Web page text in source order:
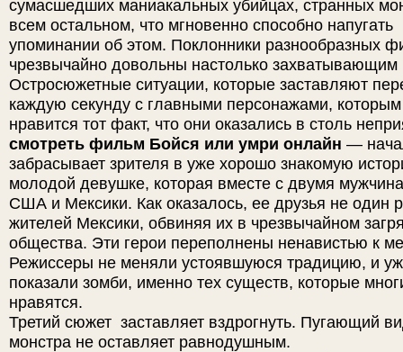
сумасшедших маниакальных убийцах, странных
всем остальном, что мгновенно способно
упоминании об этом. Поклонники разнообразных
чрезвычайно довольны настолько захватывающим
Остросюжетные ситуации, которые заставляют
каждую секунду с главными персонажами,
нравится тот факт, что они оказались в столь
смотреть фильм Бойся или умри онлайн —
забрасывает зрителя в уже хорошо знакомую
молодой девушке, которая вместе с двумя
США и Мексики. Как оказалось, ее друзья не один
жителей Мексики, обвиняя их в чрезвычайном
общества. Эти герои переполнены ненавистью к
Режиссеры не меняли устоявшуюся традицию, и
показали зомби, именно тех существ, которые
нравятся.
Третий сюжет заставляет вздрогнуть. Пугающий
монстра не оставляет равнодушным.